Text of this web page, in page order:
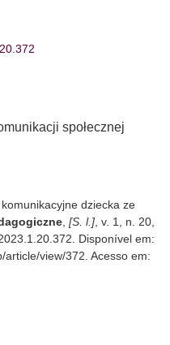
społecznej
dziecka ze
[S. l.] , v. 1, n. 20,
Disponível em:
view/372. Acesso em: